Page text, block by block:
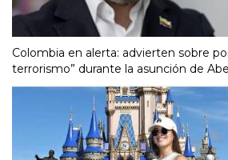
Colombia en alerta: advierten sobre
terrorismo” durante la asunción de